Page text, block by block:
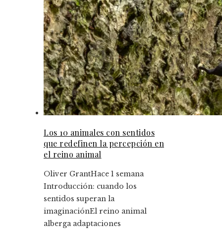
Los 10 animales con sentidos
que redefinen la percepción en
el reino animal
Oliver GrantHace 1 semana
Introducción: cuando los
sentidos superan la
imaginaciónEl reino animal
alberga adaptaciones